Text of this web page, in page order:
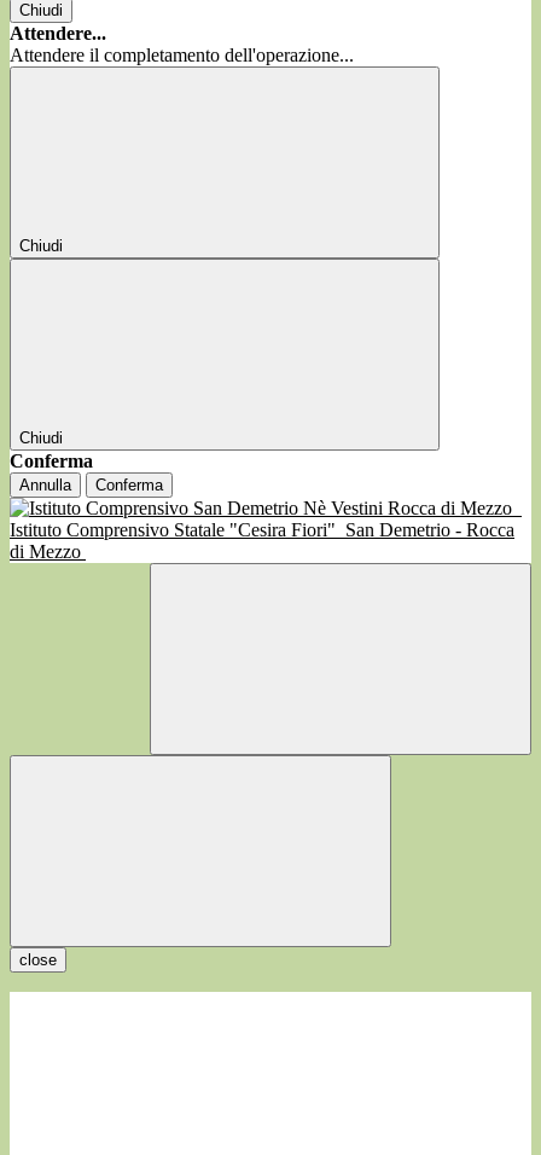
Chiudi
Attendere...
Attendere il completamento dell'operazione...
Chiudi
Chiudi
Conferma
Annulla Conferma
Istituto Comprensivo Statale "Cesira Fiori" San Demetrio - Rocca
di Mezzo
close